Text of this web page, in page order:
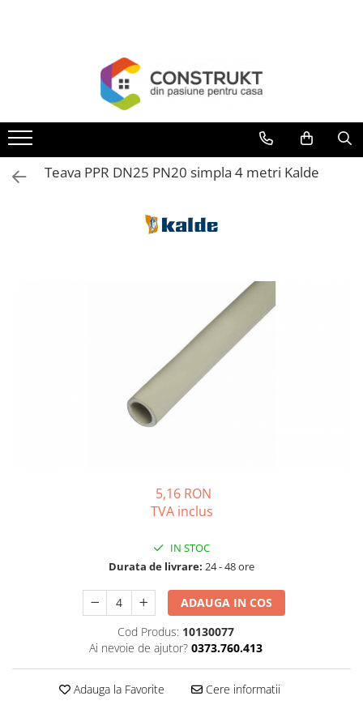
Termoseminee, seminee si sobe
Cazane pe combustibil solid
Cazane pe combustibil gazos/lichid
Aeroterme si destratificatoare de
Solutii de curatare si tratare
Schimbatoare de caldura
Incalzitoare pe motorina / gaz
Vase de expansiune termice
Detectoare si regulatoare de gaz si
Teava PPR DN25 PN20 simpla 4 metri Kalde
5,16 RON
TVA inclus
IN STOC
Durata de livrare: 24 - 48 ore
ADAUGA IN COS
Cod Produs: 10130077
Ai nevoie de ajutor? 0373.760.413
Adauga la Favorite Cere informatii